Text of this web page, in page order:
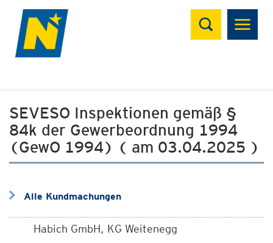
Suchen
SEVESO Inspektionen gemäß §
84k der Gewerbeordnung 1994
(GewO 1994) ( am 03.04.2025 )
Alle Kundmachungen
Habich GmbH, KG Weitenegg